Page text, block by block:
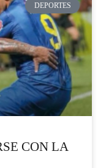
DEPORTES
CON LA